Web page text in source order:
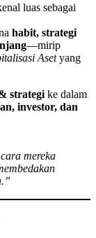
luas sebagai
habit, strategi
—mirip
Asetyang
strategi ke dalam
investor, dan
mereka